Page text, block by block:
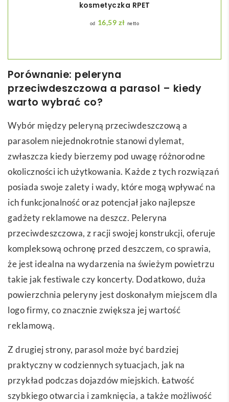
kosmetyczka RPET
16,59 zł netto
Porównanie: peleryna
przeciwdeszczowa a parasol – kiedy
warto wybrać co?
Wybór między peleryną przeciwdeszczową a
parasolem niejednokrotnie stanowi dylemat,
zwłaszcza kiedy bierzemy pod uwagę różnorodne
okoliczności ich użytkowania. Każde z tych rozwiązań
posiada swoje zalety i wady, które mogą wpływać na
ich funkcjonalność oraz potencjał jako najlepsze
gadżety reklamowe na deszcz. Peleryna
przeciwdeszczowa, z racji swojej konstrukcji, oferuje
kompleksową ochronę przed deszczem, co sprawia,
że jest idealna na wydarzenia na świeżym powietrzu
takie jak festiwale czy koncerty. Dodatkowo, duża
powierzchnia peleryny jest doskonałym miejscem dla
logo firmy, co znacznie zwiększa jej wartość
reklamową.
Z drugiej strony, parasol może być bardziej
praktyczny w codziennych sytuacjach, jak na
przykład podczas dojazdów miejskich. Łatwość
szybkiego otwarcia i zamknięcia, a także możliwość